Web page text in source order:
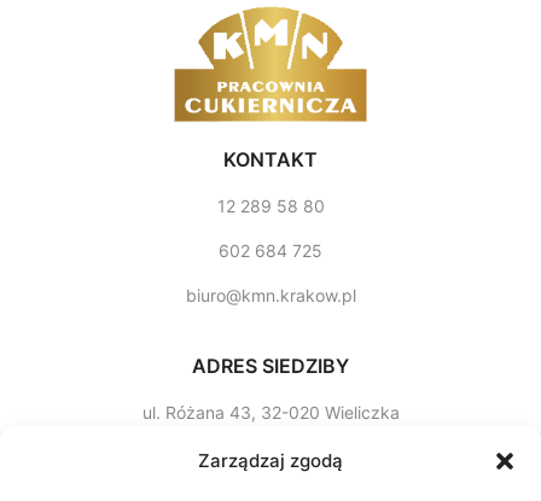
Zarządzaj zgodą
KONTAKT
12 289 58 80
602 684 725
biuro@kmn.krakow.pl
ADRES SIEDZIBY
ul. Różana 43, 32­-020 Wieliczka
Godziny otwarcia